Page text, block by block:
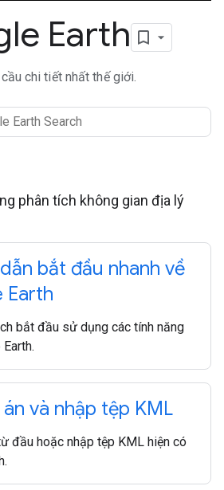
Earth
chi tiết nhất thế giới.
phân tích không gian địa lý
bắt đầu nhanh về
Earth
bắt đầu sử dụng các tính năng
và nhập tệp KML
đầu hoặc nhập tệp KML hiện có